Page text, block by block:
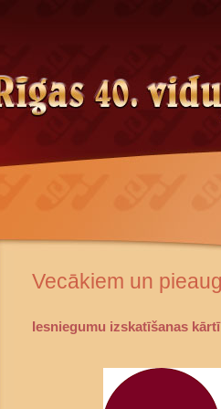
Vecākiem un
Iesniegumu izskatīšanas